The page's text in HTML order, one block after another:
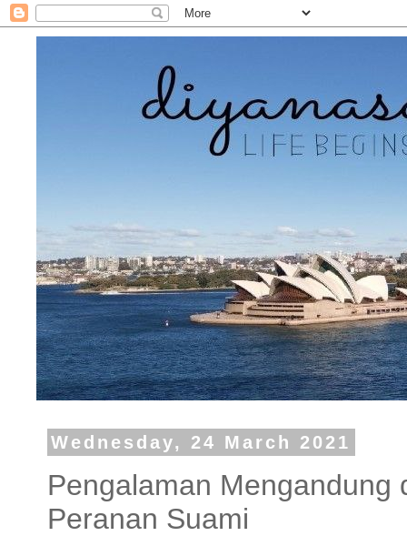
Wednesday, 24 March 2021
Pengalaman Mengandung
Peranan Suami